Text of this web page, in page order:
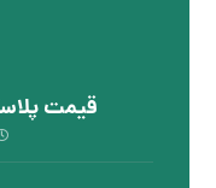
قیمت